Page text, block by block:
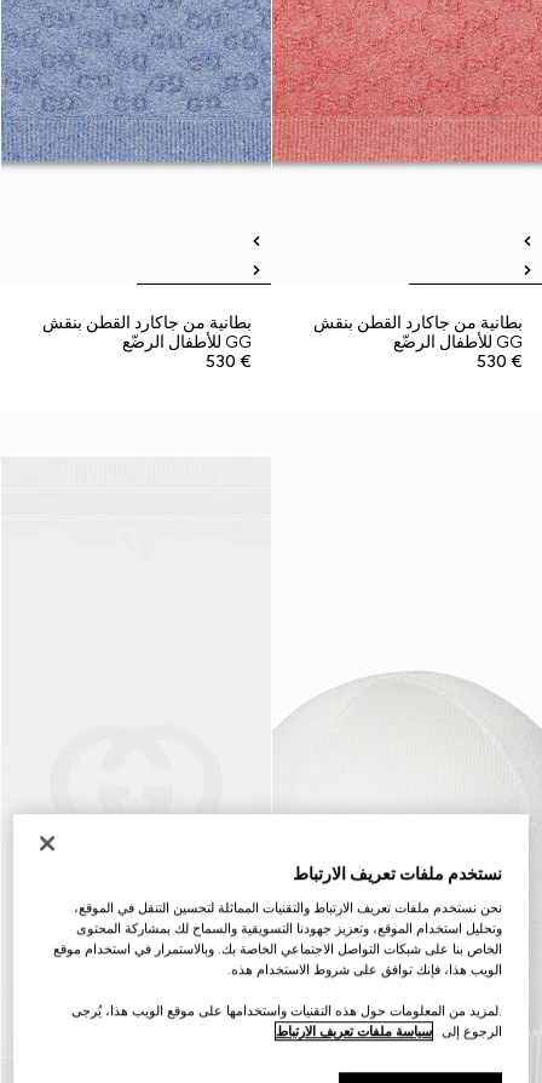
بطانية من جاكارد القطن بنقش
GG للأطفال الرضّع
€ 530
بطانية من جاكارد القطن بنقش
GG للأطفال الرضّع
€ 530
نستخدم ملفات تعريف الارتباط
نحن نستخدم ملفات تعريف الارتباط والتقنيات المماثلة لتحسين التنقل في الموقع،
وتحليل استخدام الموقع، وتعزيز جهودنا التسويقية والسماح لك بمشاركة المحتوى
الخاص بنا على شبكات التواصل الاجتماعي الخاصة بك. وبالاستمرار في استخدام موقع
الويب هذا، فإنك توافق على شروط الاستخدام هذه.
.لمزيد من المعلومات حول هذه التقنيات واستخدامها على موقع الويب هذا، يُرجى
الرجوع إلى سياسة ملفات تعريف الارتباط